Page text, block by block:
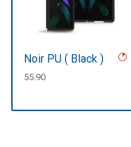
Noir PU ( Black )
CHF
55.90